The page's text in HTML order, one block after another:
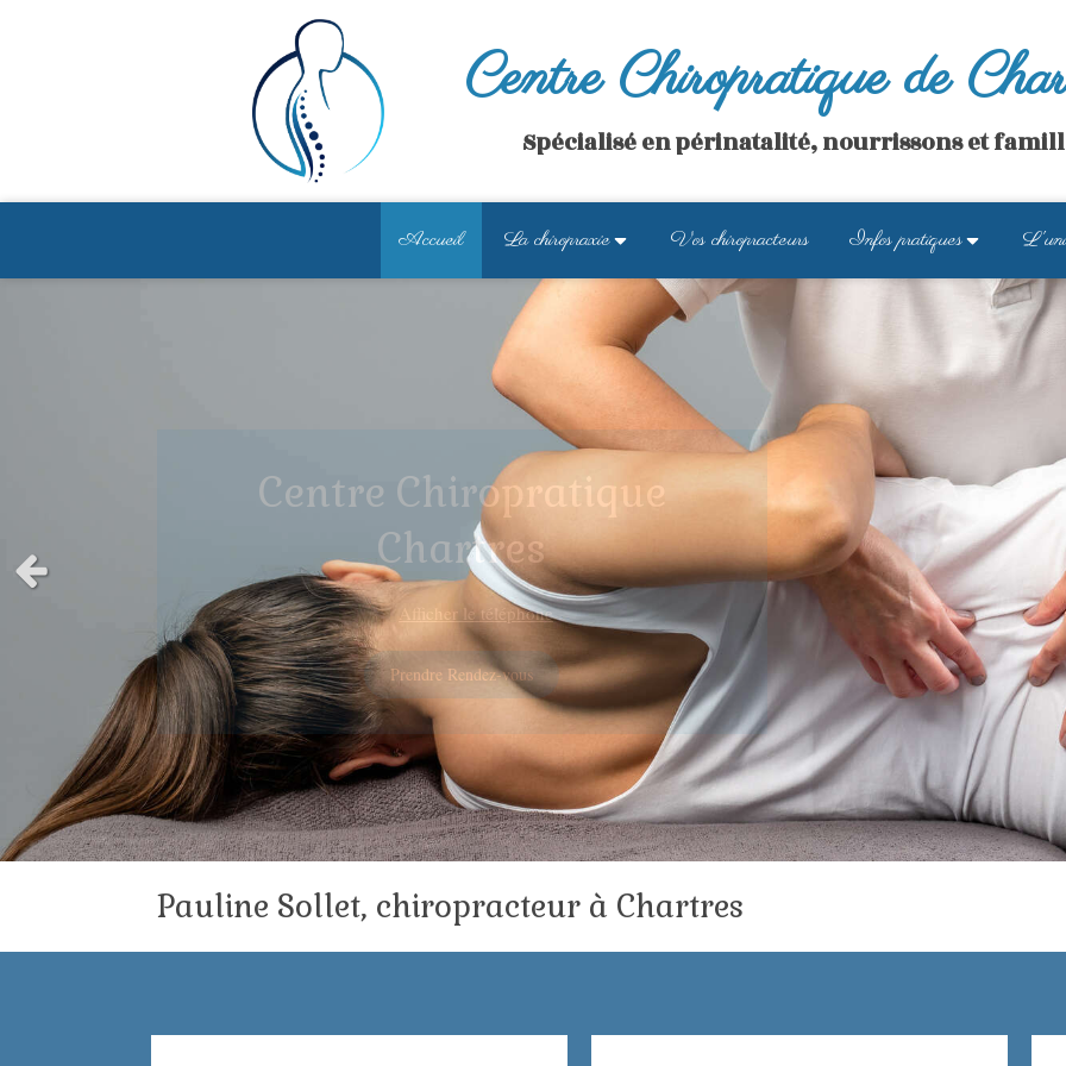
Centre Chiropratique de
Spécialisé en périnatalité, nourrissons et
Accueil La chiropraxie Vos chiropracteurs Infos pratiques
Centre Chiropratique
Chartres
Afficher le téléphone
Prendre Rendez-vous
Slide précédent
Pauline Sollet, chiropracteur à Chartres